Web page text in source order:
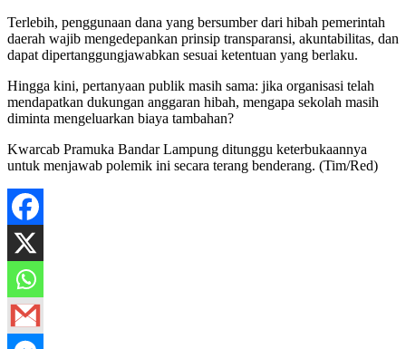
Terlebih, penggunaan dana yang bersumber dari hibah pemerintah
daerah wajib mengedepankan prinsip transparansi, akuntabilitas, dan
dapat dipertanggungjawabkan sesuai ketentuan yang berlaku.
Hingga kini, pertanyaan publik masih sama: jika organisasi telah
mendapatkan dukungan anggaran hibah, mengapa sekolah masih
diminta mengeluarkan biaya tambahan?
Kwarcab Pramuka Bandar Lampung ditunggu keterbukaannya
untuk menjawab polemik ini secara terang benderang. (Tim/Red)